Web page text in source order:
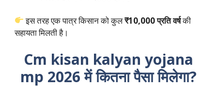
इस तरह एक पात्र किसान को कुल₹10,000 प्रति वर्षकी
सहायता मिलती है।
Cm kisan kalyan yojana
mp 2026 में कितना पैसा मिलेगा?